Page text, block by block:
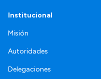
Institucional
Misión
Autoridades
Delegaciones